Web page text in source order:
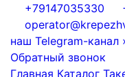
+79147035330
наш Telegram-канал ›
Обратный звонок
Главная Каталог